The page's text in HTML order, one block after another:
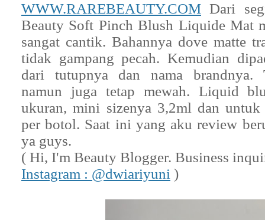
WWW.RAREBEAUTY.COM Dari
Beauty Soft Pinch Blush Liquide Mat
sangat cantik. Bahannya dove matte
tidak gampang pecah. Kemudian
dari tutupnya dan nama brandnya.
namun juga tetap mewah. Liquid
ukuran, mini sizenya 3,2ml dan
per botol. Saat ini yang aku review
ya guys.
( Hi, I'm Beauty Blogger. Business
Instagram : @dwiariyuni )